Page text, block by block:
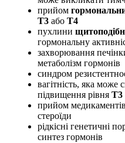
прийом
Т3 або Т4
пухлини
гормональну
захворювання
метаболізм гормонів
синдром
вагітність, яка може
підвищення рівня Т3
прийом
стероїди
рідкісні генетичні
синтез гормонів